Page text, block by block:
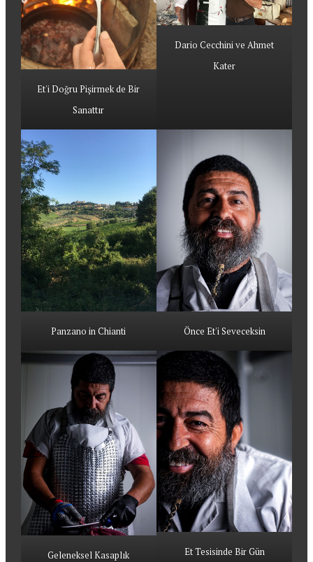
Et'i Doğru Pişirmek de Bir
Sanattır
Dario Cecchini ve Ahmet
Kater
Panzano in Chianti Önce Et'i Seveceksin
Geleneksel Kasaplık Et Tesisinde Bir Gün